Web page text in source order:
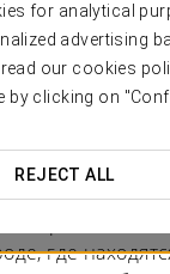
for analytical
advertising
our cookies
by clicking on
REJECT ALL
-
ИСТОРИЯ
где